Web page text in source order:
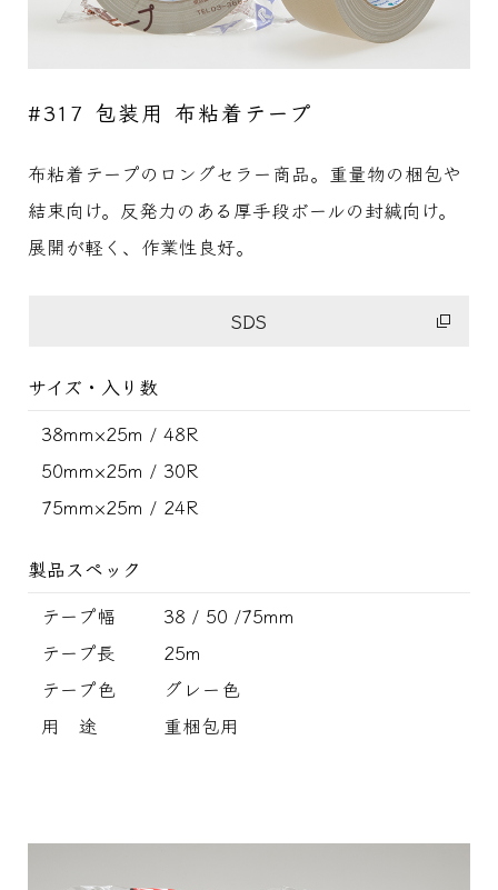
#317 包装用 布粘着テープ
布粘着テープのロングセラー商品。重量物の梱包や
結束向け。反発力のある厚手段ボールの封緘向け。
展開が軽く、作業性良好。
SDS
サイズ・入り数
38mm×25m / 48R
50mm×25m / 30R
75mm×25m / 24R
製品スペック
テープ幅
38 / 50 /75mm
テープ長
25m
テープ色
グレー色
用 途
重梱包用